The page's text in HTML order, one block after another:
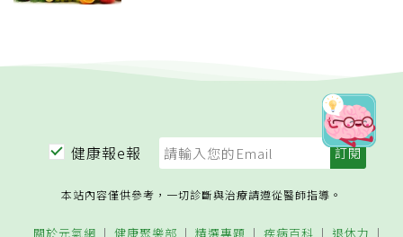
健康報e報
本站內容僅供參考，一切診斷與治療請遵從醫師指導。
關於元氣網 健康聚樂部 精選專題 疾病百科 退休力